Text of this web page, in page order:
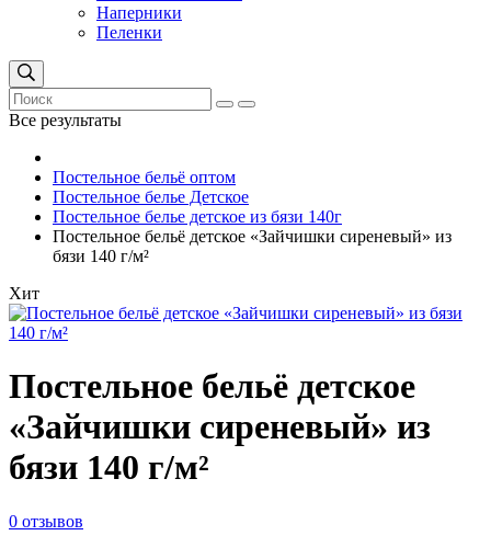
Наперники
Пеленки
Все результаты
Постельное бельё оптом
Постельное белье Детское
Постельное белье детское из бязи 140г
Постельное бельё детское «Зайчишки сиреневый» из
бязи 140 г/м²
Хит
Постельное бельё детское
«Зайчишки сиреневый» из
бязи 140 г/м²
0 отзывов